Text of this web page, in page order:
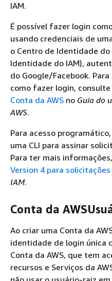
IAM.
É possível fazer login
usando credenciais de
o Centro de Identidade do
Identidade do IAM),
do Google/Facebook.
como fazer login, consulte
Conta da AWS no Guia do
AWS.
Para acesso
uma CLI para assinar
Para ter mais
Version 4 para solicitações
IAM.
Conta da
Ao criar uma Conta da
identidade de login única
Conta da AWS, que tem
recursos e Serviços da